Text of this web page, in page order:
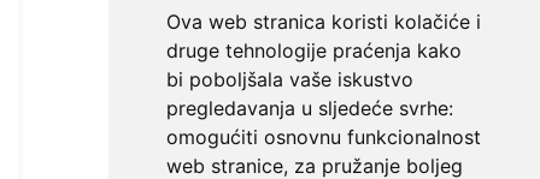
Ova web stranica koristi kolačiće i
druge tehnologije praćenja kako
bi poboljšala vaše iskustvo
pregledavanja u sljedeće svrhe:
omogućiti osnovnu funkcionalnost
web stranice, za pružanje boljeg